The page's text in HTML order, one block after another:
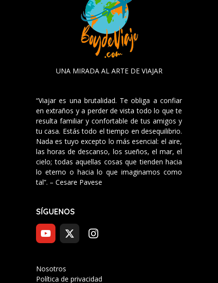
UNA MIRADA AL ARTE DE VIAJAR
“Viajar es una brutalidad. Te obliga a confiar
en extraños y a perder de vista todo lo que te
resulta familiar y confortable de tus amigos y
tu casa. Estás todo el tiempo en desequilibrio.
Nada es tuyo excepto lo más esencial: el aire,
las horas de descanso, los sueños, el mar, el
cielo; todas aquellas cosas que tienden hacia
lo eterno o hacia lo que imaginamos como
tal”. – Cesare Pavese
SÍGUENOS
Nosotros
Política de privacidad